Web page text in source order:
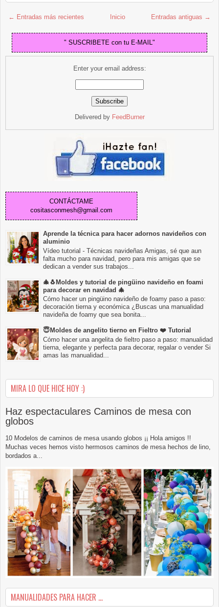
← Entradas más recientes Entradas antiguas →
Inicio
" SUSCRIBETE con tu E-MAIL"
Enter your email address:
Delivered by FeedBurner
CONTÁCTAME
cositasconmesh@gmail.com
Aprende la técnica para hacer adornos navideños con
aluminio
Vídeo tutorial - Técnicas navideñas Amigas, sé que aun
falta mucho para navidad, pero para mis amigas que se
dedican a vender sus trabajos...
🎄🐧Moldes y tutorial de pingüino navideño en foami
para decorar en navidad 🎄
Cómo hacer un pingüino navideño de foamy paso a paso:
decoración tierna y económica ¿Buscas una manualidad
navideña de foamy que sea bonita...
😇Moldes de angelito tierno en Fieltro ❤️ Tutorial
Cómo hacer una angelita de fieltro paso a paso: manualidad
tierna, elegante y perfecta para decorar, regalar o vender Si
amas las manualidad...
MIRA LO QUE HICE HOY :)
Haz espectaculares Caminos de mesa con
globos
10 Modelos de caminos de mesa usando globos ¡¡ Hola amigos !!
Muchas veces hemos visto hermosos caminos de mesa hechos de lino,
bordados a...
MANUALIDADES PARA HACER ...